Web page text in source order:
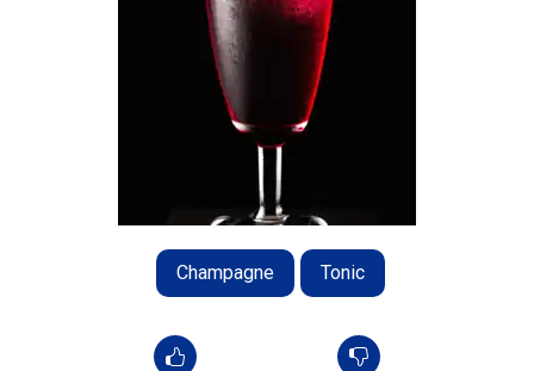
Champagne Tonic